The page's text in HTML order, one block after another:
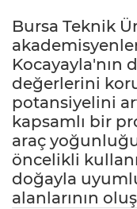
Bursa Teknik
Kocayayla'nın
değerlerini
potansiyelini
kapsamlı bir
araç
öncelikli
doğayla
alanlarının